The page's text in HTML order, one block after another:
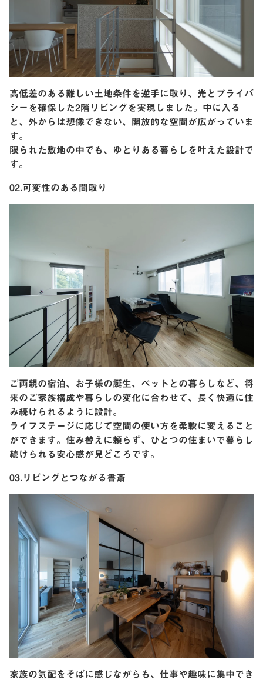
高低差のある難しい土地条件を逆手に取り、光とプライバ
シーを確保した2階リビングを実現しました。中に入る
と、外からは想像できない、開放的な空間が広がっていま
す。
限られた敷地の中でも、ゆとりある暮らしを叶えた設計で
す。
02.可変性のある間取り
ご両親の宿泊、お子様の誕生、ペットとの暮らしなど、将
来のご家族構成や暮らしの変化に合わせて、長く快適に住
み続けられるように設計。
ライフステージに応じて空間の使い方を柔軟に変えること
ができます。住み替えに頼らず、ひとつの住まいで暮らし
続けられる安心感が見どころです。
03.リビングとつながる書斎
家族の気配をそばに感じながらも、仕事や趣味に集中でき